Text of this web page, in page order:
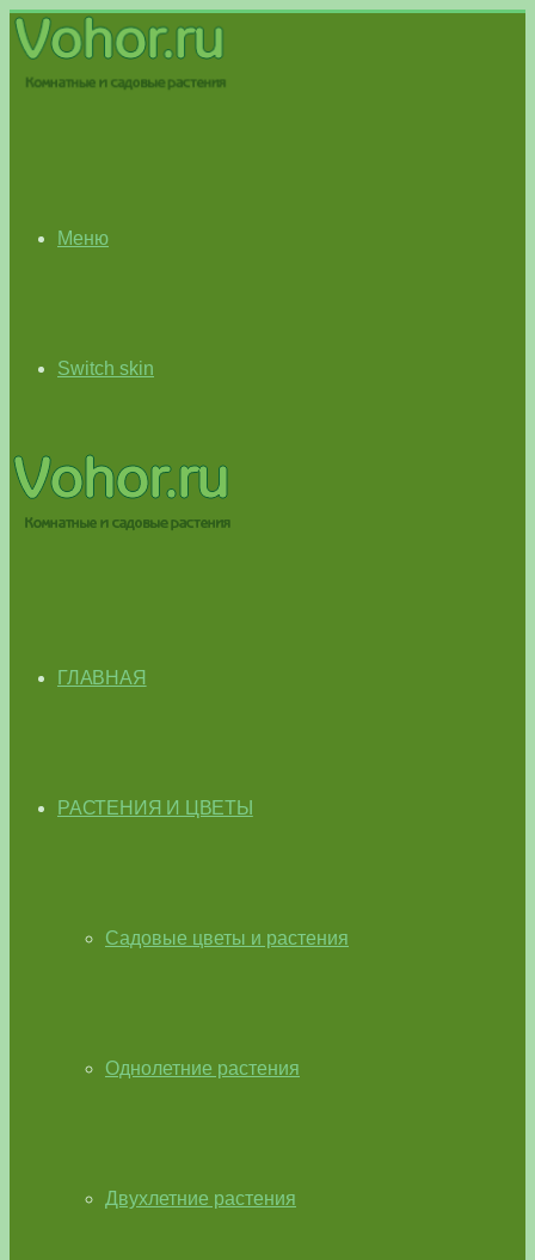
Меню
Switch skin
ГЛАВНАЯ
РАСТЕНИЯ И ЦВЕТЫ
Садовые цветы и растения
Однолетние растения
Двухлетние растения